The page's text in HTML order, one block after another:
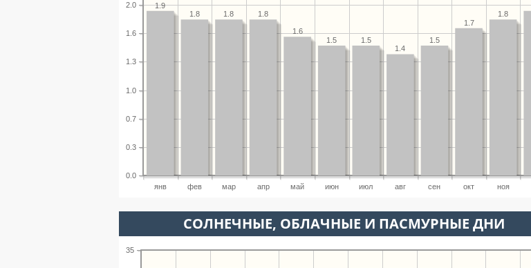
янв фев мар апр май июн июл авг сен окт ноя
0.0
0.3
0.7
1.0
1.3
1.6
2.0
1.8
1.7
1.5
1.4
1.5
1.5
1.6
1.8
1.8
1.8
1.9
CОЛНЕЧНЫЕ, ОБЛАЧНЫЕ И ПАСМУРНЫЕ ДНИ
35